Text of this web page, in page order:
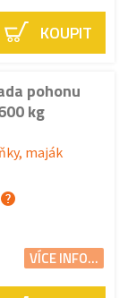
KOUPIT
pohonu
kg
maják
VÍCE INFO...